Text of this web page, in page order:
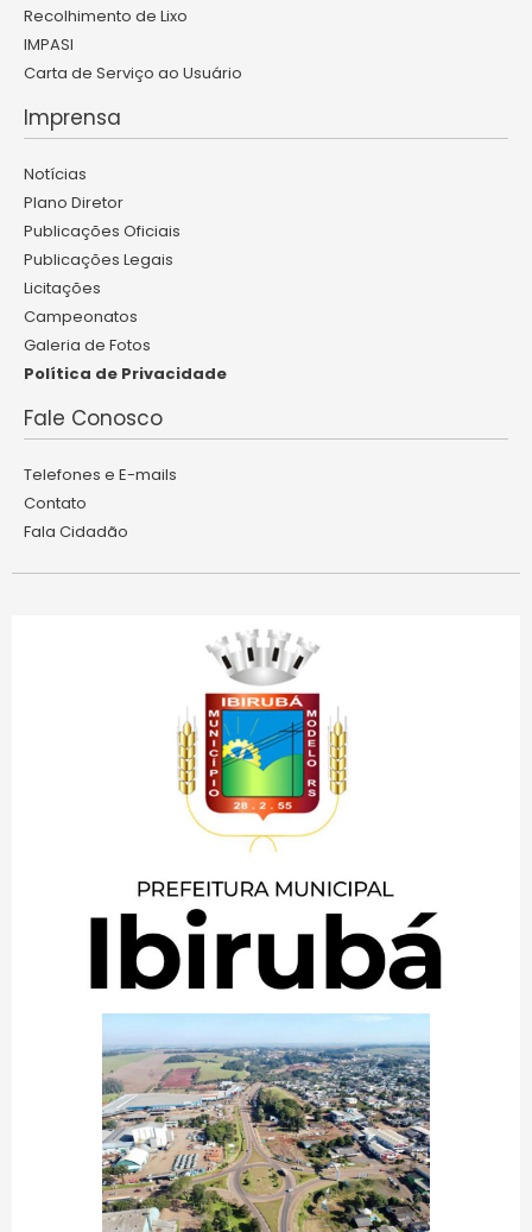
Recolhimento de Lixo
IMPASI
Carta de Serviço ao Usuário
Imprensa
Notícias
Plano Diretor
Publicações Oficiais
Publicações Legais
Licitações
Campeonatos
Galeria de Fotos
Política de Privacidade
Fale Conosco
Telefones e E-mails
Contato
Fala Cidadão